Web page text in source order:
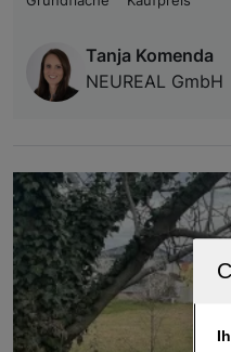
Tanja Komenda
NEUREAL GmbH